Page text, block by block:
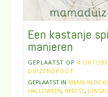
Een kastanje
manieren
GEPLAATST OP 4
DUIZENDPOOT
GEPLAATST IN MAMA IN DE
HALLOWEEN, HERFST, JONGE